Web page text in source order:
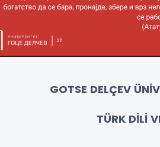
GOTSE DELÇEV
TÜRK DİLİ